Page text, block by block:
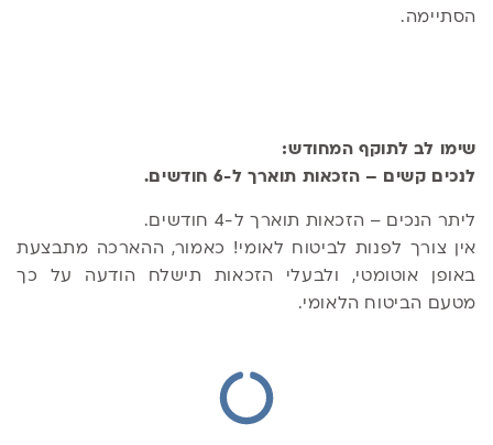
הסתיימה.
שימו לב לתוקף המחודש:
לנכים קשים – הזכאות תוארך ל-6 חודשים.
ליתר הנכים – הזכאות תוארך ל-4 חודשים.
אין צורך לפנות לביטוח לאומי! כאמור, ההארכה מתבצעת
באופן אוטומטי, ולבעלי הזכאות תישלח הודעה על כך
מטעם הביטוח הלאומי.